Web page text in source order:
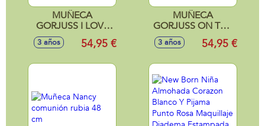
MUÑECA
GORJUSS I LOVE
YOU LITTLE
RABBIT 32 CM.
3 años 54,95 €
MUÑECA
GORJUSS ON TOP
OF THE WORLD 32
3 años 54,95 €